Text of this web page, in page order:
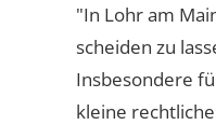
"In Lohr am
scheiden zu
Insbesondere
kleine